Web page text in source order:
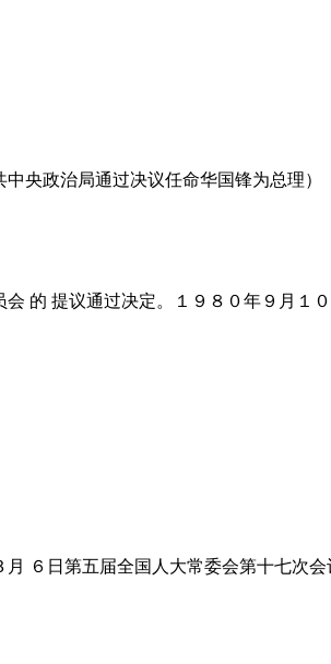
央政治局通过决议任命华国锋为总理）
的 提议通过决定。１９８０年９月
６日第五届全国人大常委会第十七次会